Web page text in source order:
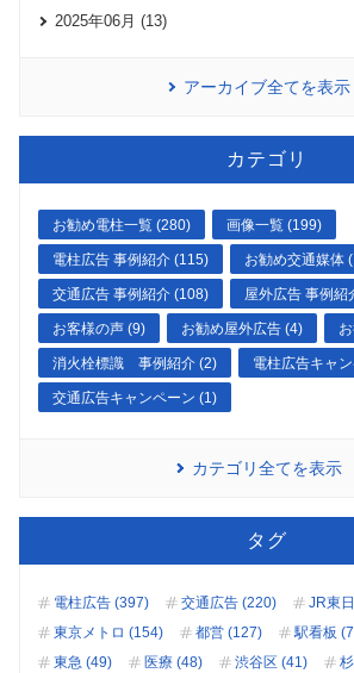
2025年06月 (13)
アーカイブ全てを表示
カテゴリ
お勧め電柱一覧 (280) 画像一覧 (199)
電柱広告 事例紹介 (115) お勧め交通媒体
交通広告 事例紹介 (108) 屋外広告 事例紹
お客様の声 (9) お勧め屋外広告 (4)
消火栓標識 事例紹介 (2) 電柱広告キャ
交通広告キャンペーン (1)
カテゴリ全てを表示
タグ
電柱広告 (397) 交通広告 (220)
JR東
東京メトロ (154)
都営 (127) 駅看板
東急 (49)
医療 (48) 渋谷区 (41)